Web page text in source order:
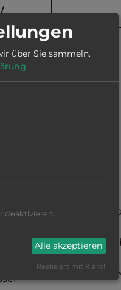
über Sie sammeln.
.
deaktivieren.
Alle akzeptieren
Realisiert mit Klaro!